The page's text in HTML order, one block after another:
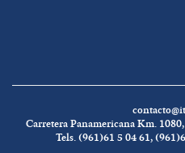
Carretera Panamericana Km.
Tels. (961)61 5 04 61,